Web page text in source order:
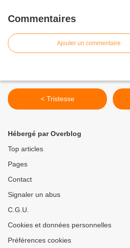
Commentaires
Ajouter un commentaire
< Tristesse
Hébergé par Overblog
Top articles
Pages
Contact
Signaler un abus
C.G.U.
Cookies et données personnelles
Préférences cookies